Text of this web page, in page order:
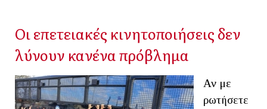
Οι επετειακές κινητοποιήσεις δεν
λύνουν κανένα πρόβλημα
Αν με
ρωτήσετε